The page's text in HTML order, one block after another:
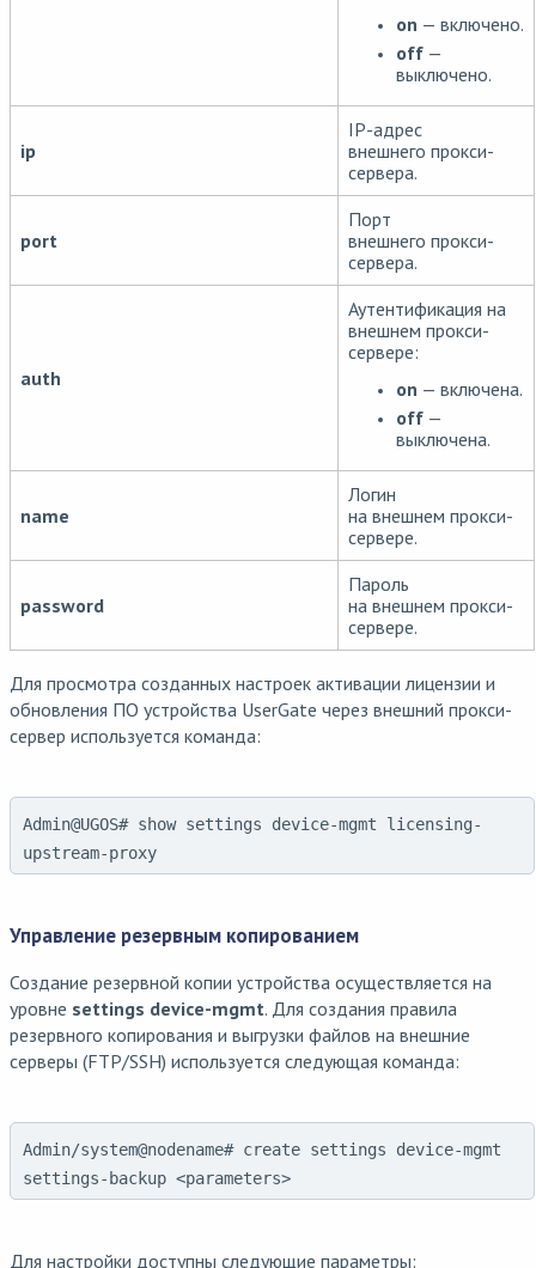
on — включено.
off —
выключено.
ip
IP-адрес
внешнего прокси-
сервера.
port
Порт
внешнего прокси-
сервера.
auth
Аутентификация на
внешнем прокси-
сервере:
on — включена.
off —
выключена.
name
Логин
на внешнем прокси-
сервере.
password
Пароль
на внешнем прокси-
сервере.
Для просмотра созданных настроек активации лицензии и
обновления ПО устройства UserGate через внешний прокси-
сервер используется команда:
Admin@UGOS# show settings device-mgmt licensing-
upstream-proxy
Управление резервным копированием
Создание резервной копии устройства осуществляется на
уровне settings device-mgmt. Для создания правила
резервного копирования и выгрузки файлов на внешние
серверы (FTP/SSH) используется следующая команда:
Admin/system@nodename# create settings device-mgmt
settings-backup <parameters>
Для настройки доступны следующие параметры: